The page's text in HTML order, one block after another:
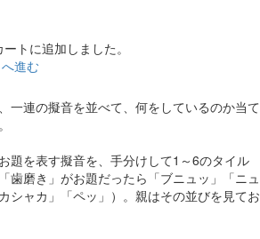
ートに追加しました。
進む
一連の擬音を並べて、何をしているのか当て
題を表す擬音を、手分けして1～6のタイル
歯磨き」がお題だったら「ブニュッ」「ニュ
シャカ」「ペッ」）。親はその並びを見てお